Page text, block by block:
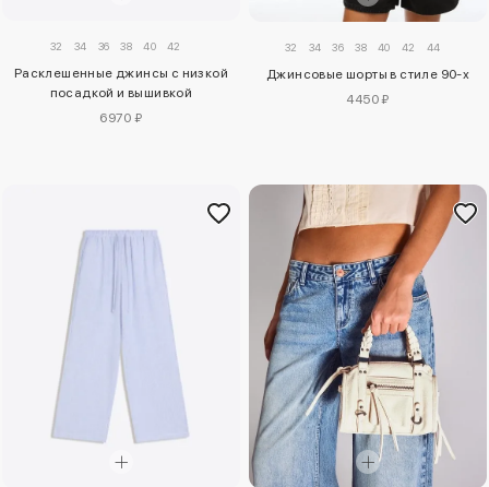
32 34 36 38 40 42
Расклешенные джинсы с низкой
посадкой и вышивкой
6970 ₽
32 34 36 38 40 42 44
Джинсовые шорты в стиле 90-х
4450 ₽